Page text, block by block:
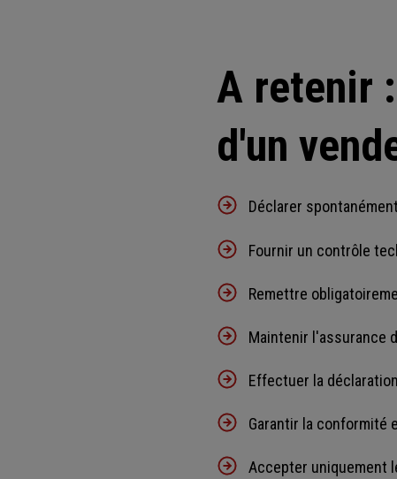
A retenir
d'un
Déclarer
Fournir un contrôle
Remettre
Maintenir l'assurance
Effectuer la
Garantir la conformité
Accepter uniquement